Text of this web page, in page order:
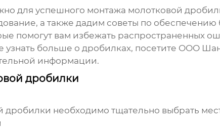
для успешного монтажа молотковой
а также дадим советы по
помогут вам избежать распространенных
узнать больше о дробилках, посетите ООО
информации.
дробилки
дробилки необходимо тщательно выбрать